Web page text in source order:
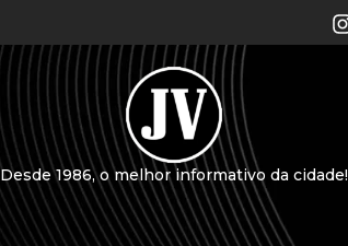
Desde 1986, o melhor informativo da cidade!